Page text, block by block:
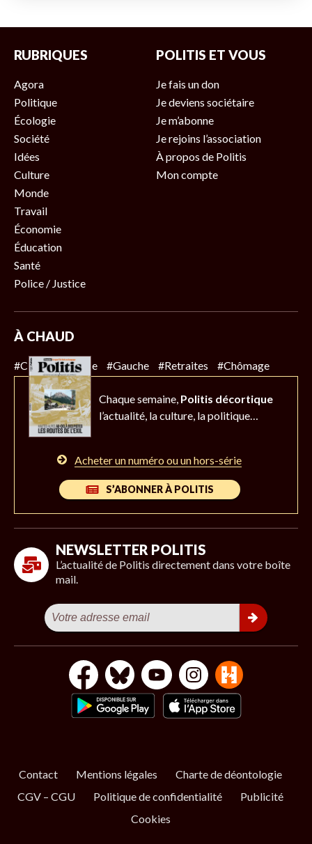
RUBRIQUES
Agora
Politique
Écologie
Société
Idées
Culture
Monde
Travail
Économie
Éducation
Santé
Police / Justice
POLITIS ET VOUS
Je fais un don
Je deviens sociétaire
Je m’abonne
Je rejoins l’association
À propos de Politis
Mon compte
À CHAUD
#Climat #Police #Gauche #Retraites #Chômage
Chaque semaine, Politis décortique
l’actualité, la culture, la politique…
Acheter un numéro ou un hors-série
S’ABONNER À POLITIS
NEWSLETTER POLITIS
L’actualité de Politis directement dans votre boîte
mail.
Contact Mentions légales
Charte de déontologie
CGV – CGU
Politique de confidentialité
Publicité
Cookies